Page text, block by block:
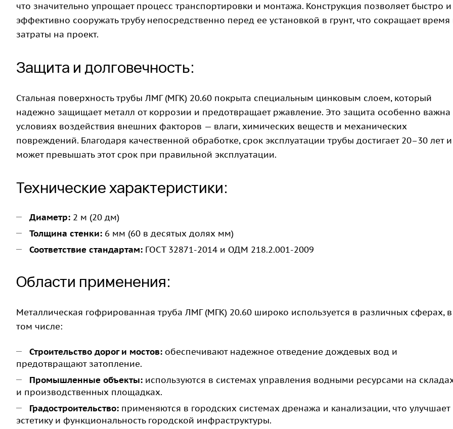
что значительно упрощает процесс транспортировки и монтажа. Конструкция позволяет быстро и
эффективно сооружать трубу непосредственно перед ее установкой в грунт, что сокращает время
затраты на проект.
Защита и долговечность:
Стальная поверхность трубы ЛМГ (МГК) 20.60 покрыта специальным цинковым слоем, который
надежно защищает металл от коррозии и предотвращает ржавление. Это защита особенно важна
условиях воздействия внешних факторов — влаги, химических веществ и механических
повреждений. Благодаря качественной обработке, срок эксплуатации трубы достигает 20–30 лет и
может превышать этот срок при правильной эксплуатации.
Технические характеристики:
Диаметр: 2 м (20 дм)
Толщина стенки: 6 мм (60 в десятых долях мм)
Соответствие стандартам: ГОСТ 32871-2014 и ОДМ 218.2.001-2009
Области применения:
Металлическая гофрированная труба ЛМГ (МГК) 20.60 широко используется в различных сферах, в
том числе:
Строительство дорог и мостов: обеспечивают надежное отведение дождевых вод и
предотвращают затопление.
Промышленные объекты: используются в системах управления водными ресурсами на
и производственных площадках.
Градостроительство: применяются в городских системах дренажа и канализации, что улучшает
эстетику и функциональность городской инфраструктуры.